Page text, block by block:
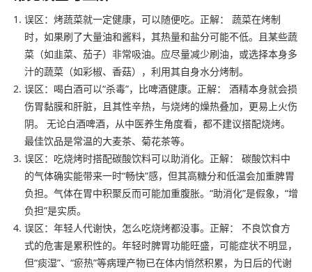
误区：烤蔬菜就一定健康，可以随便吃。正解： 蔬菜在烤制
时，如果刷了大量油和酱料，其热量和盐分可能不低。且某些蔬
菜（如韭菜、茄子）非常吸油。应尽量减少刷油，或选择本身多
汁的蔬菜（如彩椒、香菇），利用其自身水分烤制。
误区：喝白酒可以“杀毒”，比啤酒健康。正解： 酒精本身就会损
伤胃黏膜和肝脏，且其性辛热，与烧烤的燥热叠加，更易上火伤
阴。 无论白酒啤酒，从中医养生角度看，都不建议搭配烧烤。
最佳饮品是常温的大麦茶、菊花茶等。
误区：吃烧烤时搭配碳酸饮料可以助消化。正解： 碳酸饮料中
的气体确实能带来一时“畅快”感，但其高糖分和低温会加重脾胃
负担。气体在胃中积聚反而可能加重腹胀。“助消化”是假象，“增
负担”是实质。
误区：年轻人代谢快，怎么吃烧烤都没事。正解： 不良饮食方
式的危害是累积性的。年轻时脾胃功能旺盛，可能症状不明显，
但“痰湿”、“瘀热”等病理产物已在体内悄然积累，为日后的代谢